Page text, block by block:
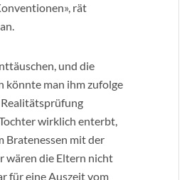
rät
und die
könnte man ihm zufolge
wirklich enterbt,
Bratenessen mit der
wären die Eltern nicht
für eine Auszeit vom